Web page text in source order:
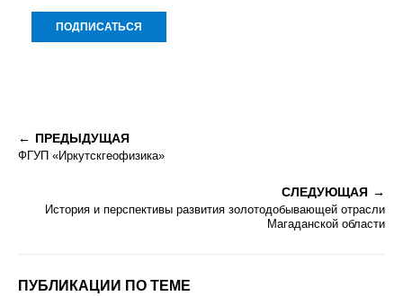
ПРЕДЫДУЩАЯ
ФГУП «Иркутскгеофизика»
СЛЕДУЮЩАЯ
История и перспективы развития золотодобывающей отрасли
Магаданской области
ПУБЛИКАЦИИ ПО ТЕМЕ